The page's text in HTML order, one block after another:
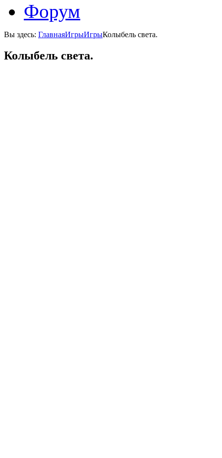
Форум
Вы здесь: ГлавнаяИгрыИгрыКолыбель света.
Колыбель света.